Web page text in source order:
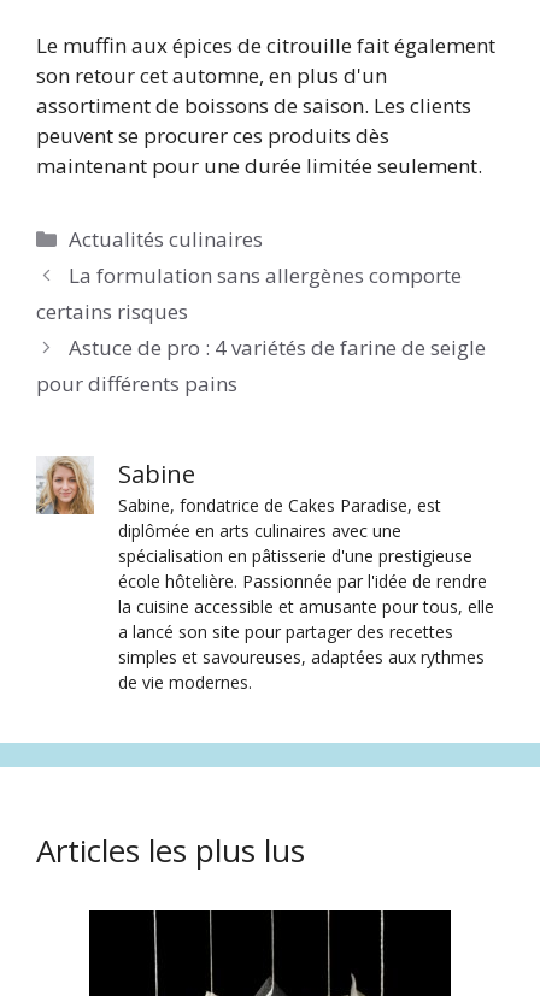
Le muffin aux épices de citrouille fait également
son retour cet automne, en plus d'un
assortiment de boissons de saison. Les clients
peuvent se procurer ces produits dès
maintenant pour une durée limitée seulement.
Catégories
Actualités culinaires
La formulation sans allergènes comporte
certains risques
Astuce de pro : 4 variétés de farine de seigle
pour différents pains
Sabine
Sabine, fondatrice de Cakes Paradise, est
diplômée en arts culinaires avec une
spécialisation en pâtisserie d'une prestigieuse
école hôtelière. Passionnée par l'idée de rendre
la cuisine accessible et amusante pour tous, elle
a lancé son site pour partager des recettes
simples et savoureuses, adaptées aux rythmes
de vie modernes.
Articles les plus lus